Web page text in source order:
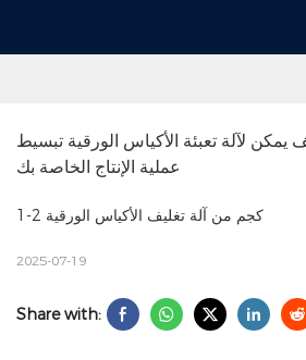
يمكن لآلة تعبئة الأكياس الورقية تبسيط
عملية الإنتاج الخاصة بك
1-2 كجم من آلة تغليف الأكياس الورقية
2025-07-19
Share with: